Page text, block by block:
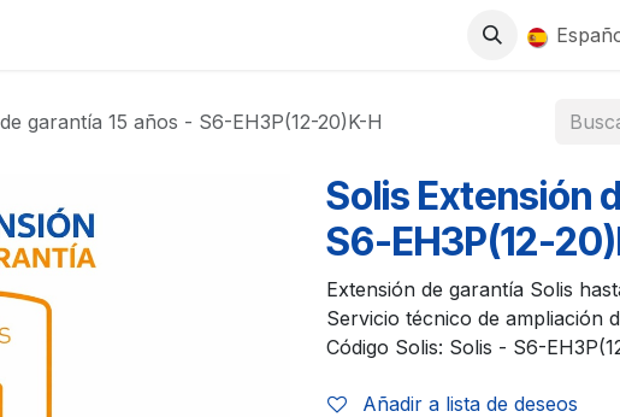
0
garantía 15 años - S6-EH3P(12-20)K-H
Solis Extensión
S6-EH3P(12-
Extensión de garantía Solis
Servicio técnico de ampliación
Código Solis: Solis - S6-
Añadir a lista de deseos